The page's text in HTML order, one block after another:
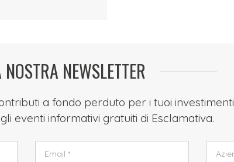
NEWSLETTER
a fondo perduto per i tuoi investimenti
eventi informativi gratuiti di Esclamativa.